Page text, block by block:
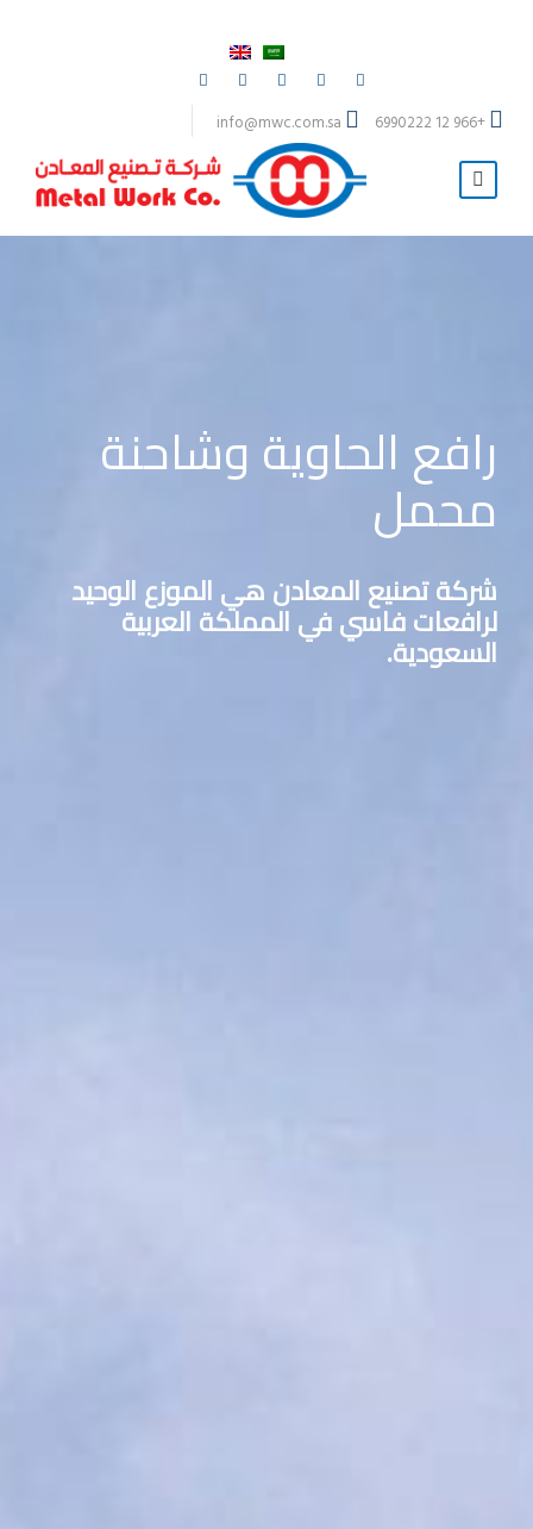
+966 12 6990222
info@mwc.com.sa
رافع الحاوية وشاحنة
محمل
شركة تصنيع المعادن هي الموزع الوحيد
لرافعات فاسي في المملكة العربية
السعودية.